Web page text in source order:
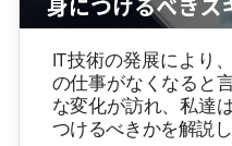
IT技術の発展により
の仕事がなくなると
な変化が訪れ、私達
つけるべきかを解説し